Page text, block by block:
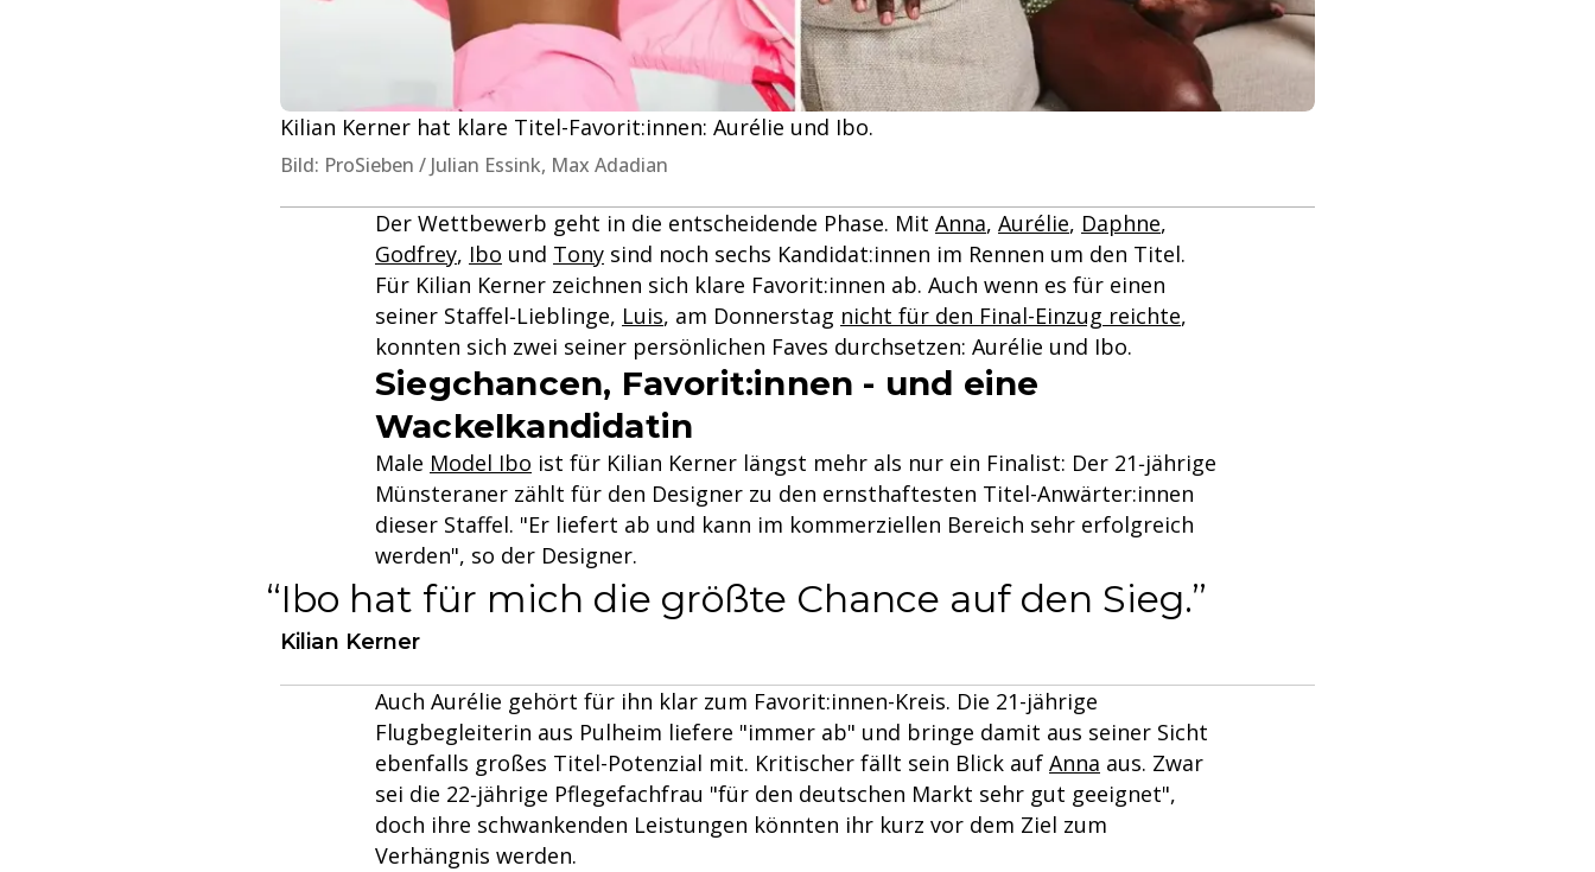
Kilian Kerner hat klare Titel-Favorit:innen: Aurélie und Ibo.
Bild: ProSieben / Julian Essink, Max Adadian
Der Wettbewerb geht in die entscheidende Phase. Mit Anna, Aurélie, Daphne,
Godfrey, Ibo und Tony sind noch sechs Kandidat:innen im Rennen um den Titel.
Für Kilian Kerner zeichnen sich klare Favorit:innen ab. Auch wenn es für einen
seiner Staffel‑Lieblinge, Luis, am Donnerstag nicht für den Final-Einzug reichte,
konnten sich zwei seiner persönlichen Faves durchsetzen: Aurélie und Ibo.
Siegchancen, Favorit:innen - und eine
Wackelkandidatin
Male Model Ibo ist für Kilian Kerner längst mehr als nur ein Finalist: Der 21‑jährige
Münsteraner zählt für den Designer zu den ernsthaftesten Titel-Anwärter:innen
dieser Staffel. "Er liefert ab und kann im kommerziellen Bereich sehr erfolgreich
werden", so der Designer.
Ibo hat für mich die größte Chance auf den Sieg.
Kilian Kerner
Auch Aurélie gehört für ihn klar zum Favorit:innen-Kreis. Die 21-jährige
Flugbegleiterin aus Pulheim liefere "immer ab" und bringe damit aus seiner Sicht
ebenfalls großes Titel-Potenzial mit. Kritischer fällt sein Blick auf Anna aus. Zwar
sei die 22‑jährige Pflegefachfrau "für den deutschen Markt sehr gut geeignet",
doch ihre schwankenden Leistungen könnten ihr kurz vor dem Ziel zum
Verhängnis werden.